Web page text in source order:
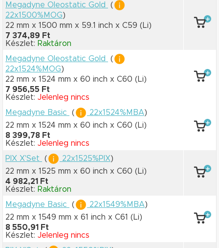
Megadyne Oleostatic Gold
(
22x1500%MOG)
22 mm x 1500 mm x 59.1 inch x C59 (Li)
7 374,89 Ft
Készlet: Raktáron
Megadyne Oleostatic Gold
(
22x1524%MOG)
22 mm x 1524 mm x 60 inch x C60 (Li)
7 956,55 Ft
Készlet: Jelenleg nincs
Megadyne Basic
( 22x1524%MBA)
22 mm x 1524 mm x 60 inch x C60 (Li)
8 399,78 Ft
Készlet: Jelenleg nincs
PIX X'Set
( 22x1525%PIX)
22 mm x 1525 mm x 60 inch x C60 (Li)
4 982,21 Ft
Készlet: Raktáron
Megadyne Basic
( 22x1549%MBA)
22 mm x 1549 mm x 61 inch x C61 (Li)
8 550,91 Ft
Készlet: Jelenleg nincs